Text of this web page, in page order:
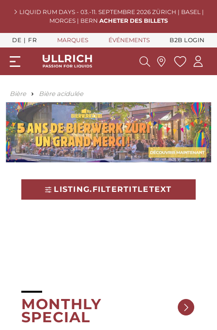
LIQUID RUM DAYS - 03.-11. SEPTEMBRE 2026 ZÜRICH | BASEL |
MORGES | BERN ACHETER DES BILLETS
DE FR MARQUES ÉVÉNEMENTS B2B LOGIN
Bière Bière acidulée
LISTING.FILTERTITLETEXT
MONTHLY
SPECIAL